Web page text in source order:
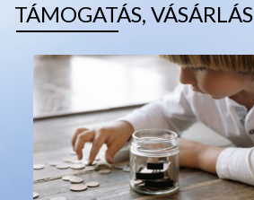
TÁMOGATÁS, VÁSÁRLÁS